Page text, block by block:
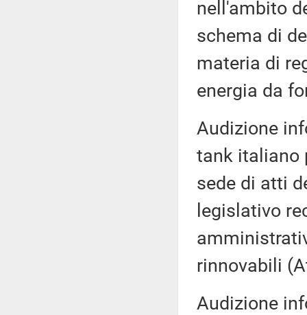
nell'ambito
schema di
materia di
energia da
Audizione
tank italiano
sede di atti
legislativo
rinnovabili
Audizione